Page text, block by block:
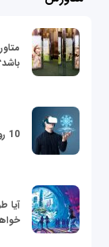
10 روند برتر تجارت و فناوری در سال 2022
آیا